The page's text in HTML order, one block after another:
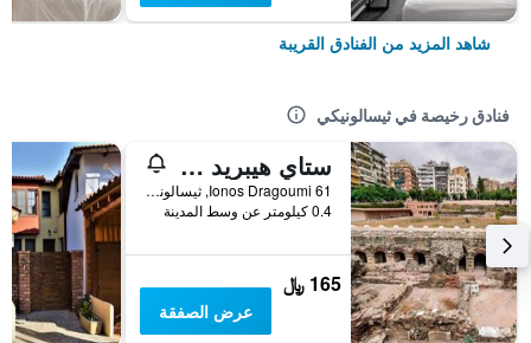
شاهد المزيد من الفنادق القريبة
فنادق رخيصة في ثيسالونيكي
ستاي هيبريد يوث هوستل
Ionos Dragoumi 61, ثيسالونيكي, اليونان
0.4 كيلومتر عن وسط المدينة
165 ﷼
عرض الصفقة